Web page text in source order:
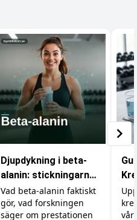
Djupdykning i beta-
alanin: stickningarna,
karnosinet och
effekten
Vad beta-alanin faktiskt
gör, vad forskningen
säger om prestationen
du
vår